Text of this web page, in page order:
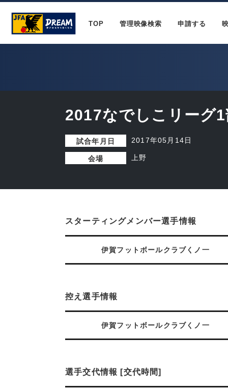
TOP 管理映像検索 申請する
2017なでしこリーグ
試合年月日 2017年05月14日
会場 上野
スターティングメンバー選手情報
伊賀フットボールクラブくノ一
控え選手情報
伊賀フットボールクラブくノ一
選手交代情報 [交代時間]